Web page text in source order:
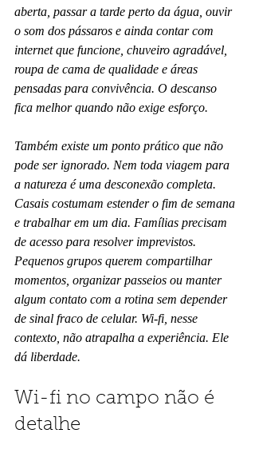
aberta, passar a tarde perto da água, ouvir
o som dos pássaros e ainda contar com
internet que funcione, chuveiro agradável,
roupa de cama de qualidade e áreas
pensadas para convivência. O descanso
fica melhor quando não exige esforço.
Também existe um ponto prático que não
pode ser ignorado. Nem toda viagem para
a natureza é uma desconexão completa.
Casais costumam estender o fim de semana
e trabalhar em um dia. Famílias precisam
de acesso para resolver imprevistos.
Pequenos grupos querem compartilhar
momentos, organizar passeios ou manter
algum contato com a rotina sem depender
de sinal fraco de celular. Wi-fi, nesse
contexto, não atrapalha a experiência. Ele
dá liberdade.
Wi-fi no campo não é
detalhe